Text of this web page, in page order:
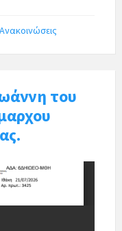
Ανακοινώσεις
του